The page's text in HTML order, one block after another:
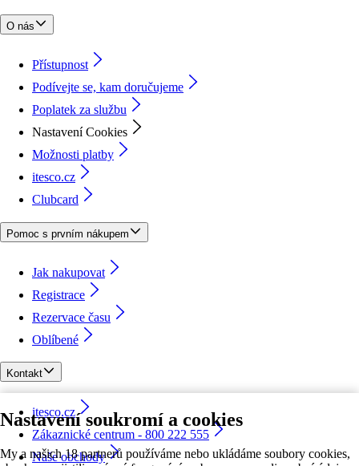
Nastavení soukromí a cookies
My a našich 18 partnerů používáme nebo ukládáme soubory cookies,
O nás
Přístupnost
Podívejte se, kam doručujeme
Poplatek za službu
Nastavení Cookies
Možnosti platby
itesco.cz
Clubcard
Pomoc s prvním nákupem
Jak nakupovat
Registrace
Rezervace času
Oblíbené
Kontakt
itesco.cz
Zákaznické centrum - 800 222 555
Naše obchody